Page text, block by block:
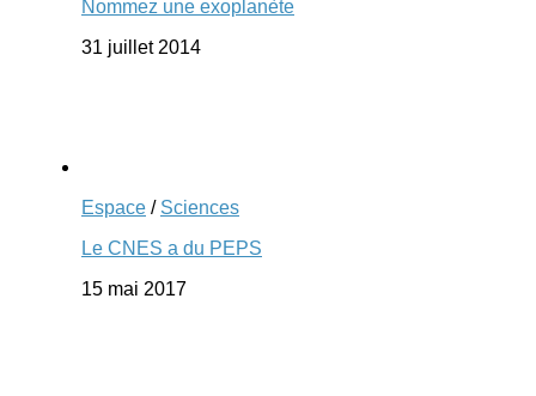
Nommez une exoplanète
31 juillet 2014
Espace / Sciences
Le CNES a du PEPS
15 mai 2017